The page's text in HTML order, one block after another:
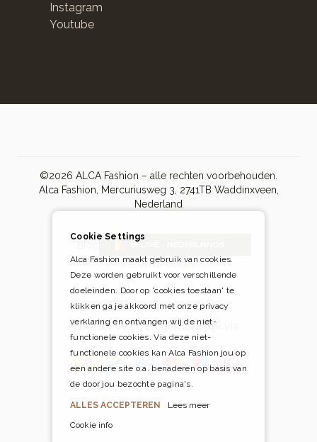
Instagram
Youtube
©2026 ALCA Fashion – alle rechten voorbehouden.
Alca Fashion, Mercuriusweg 3, 2741TB Waddinxveen,
Nederland
BELGIË - NEDERLANDS
DEALER LOGIN
Betaal veilig én gemakkelijk via
Cookie Settings
Alca Fashion maakt gebruik van cookies.
Deze worden gebruikt voor verschillende
doeleinden. Door op 'cookies toestaan' te
klikken ga je akkoord met onze privacy
verklaring en ontvangen wij de niet-
functionele cookies. Via deze niet-
functionele cookies kan Alca Fashion jou op
een andere site o.a. benaderen op basis van
de door jou bezochte pagina's.
ALLES ACCEPTEREN
Lees meer
Cookie info